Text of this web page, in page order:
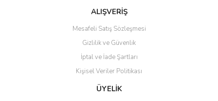
Bu ürüne benzer farklı alternatifler olmalı.
Gönder
ALIŞVERİŞ
Mesafeli Satış Sözleşmesi
Gizlilik ve Güvenlik
İptal ve İade Şartları
Kişisel Veriler Politikası
ÜYELİK